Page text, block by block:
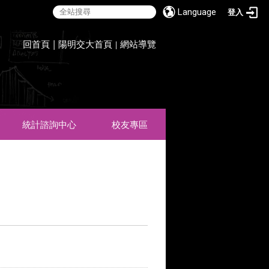
Language 登入
回首頁 | 陽明交大首頁 |網站導覽
統計諮詢中心 校友專區